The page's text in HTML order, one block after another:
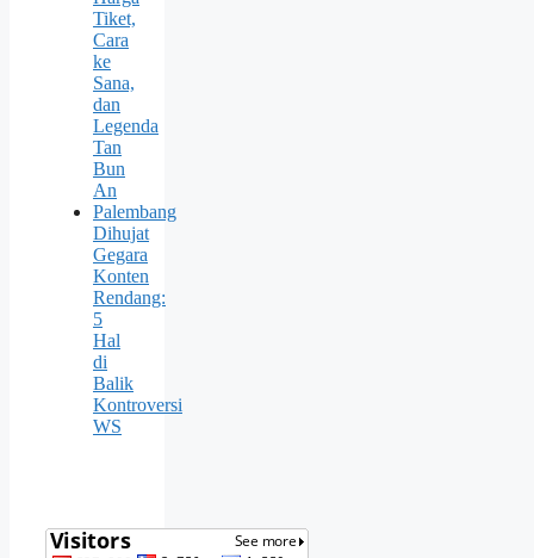
Tiket,
Cara
ke
Sana,
dan
Legenda
Tan
Bun
An
Palembang
Dihujat
Gegara
Konten
Rendang:
5
Hal
di
Balik
Kontroversi
WS